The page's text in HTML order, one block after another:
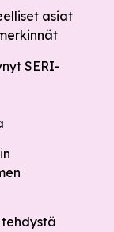
asiat
SERI-
tehdystä